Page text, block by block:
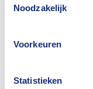
Noodzakelijk
Voorkeuren
Statistieken
op het continue
ruimte voor
Gesprek